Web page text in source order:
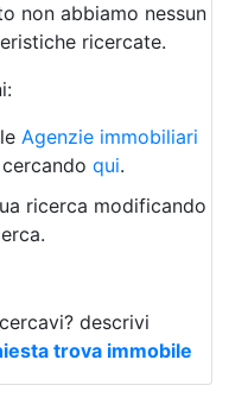
non abbiamo nessun
ricercate.
Agenzie immobiliari
qui.
ricerca modificando
descrivi
trova immobile